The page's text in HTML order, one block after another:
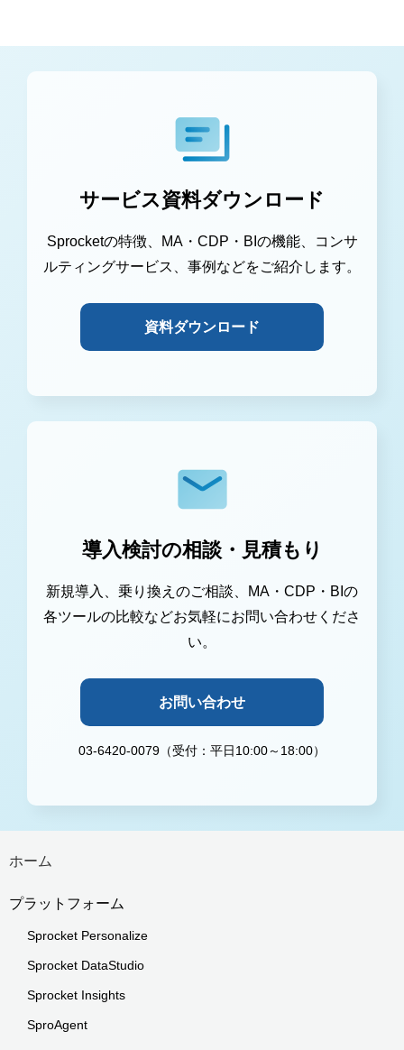
サービス資料ダウンロード
Sprocketの特徴、MA・CDP・BIの機能、コンサ
ルティングサービス、事例などをご紹介します。
資料ダウンロード
導入検討の相談・見積もり
新規導入、乗り換えのご相談、MA・CDP・BIの
各ツールの比較などお気軽にお問い合わせくださ
い。
お問い合わせ
03-6420-0079（受付：平日10:00～18:00）
ホーム
プラットフォーム
Sprocket Personalize
Sprocket DataStudio
Sprocket Insights
SproAgent